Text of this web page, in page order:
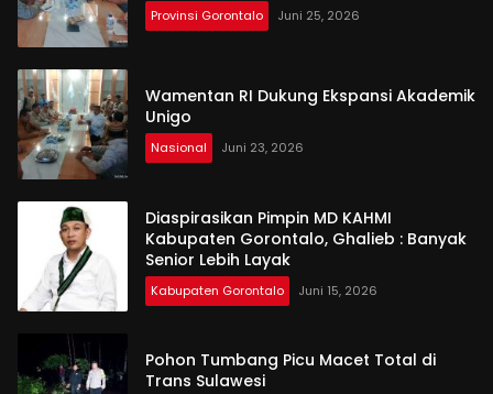
Provinsi Gorontalo Juni 25, 2026
Wamentan RI Dukung Ekspansi Akademik
Unigo
Nasional Juni 23, 2026
Diaspirasikan Pimpin MD KAHMI
Kabupaten Gorontalo, Ghalieb : Banyak
Senior Lebih Layak
Kabupaten Gorontalo Juni 15, 2026
Pohon Tumbang Picu Macet Total di
Trans Sulawesi